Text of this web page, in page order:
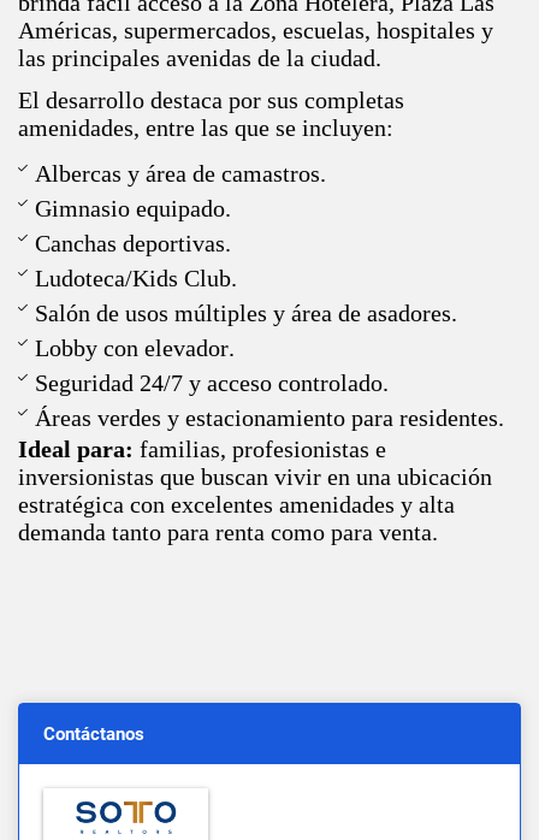
Américas, supermercados, escuelas, hospitales y
las principales avenidas de la ciudad.
El desarrollo destaca por sus completas
amenidades, entre las que se incluyen:
Albercas y área de camastros.
Gimnasio equipado.
Canchas deportivas.
Ludoteca/Kids Club.
Salón de usos múltiples y área de asadores.
Lobby con elevador.
Seguridad 24/7 y acceso controlado.
Áreas verdes y estacionamiento para residentes.
Ideal para: familias, profesionistas e
inversionistas que buscan vivir en una ubicación
estratégica con excelentes amenidades y alta
demanda tanto para renta como para venta.
Contáctanos